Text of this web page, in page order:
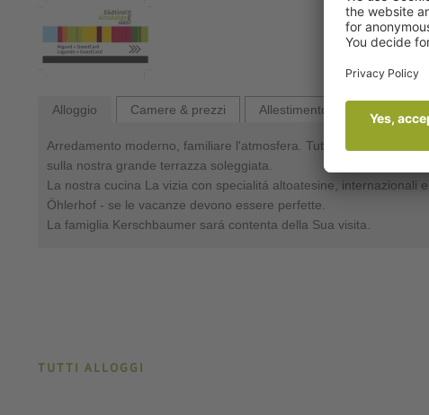
Alloggio Camere & prezzi Allestimento
Arredamento moderno, familiare l'atmosfera. Tutte le stanze con
sulla nostra grande terrazza soleggiata.
La nostra cucina La vizia con specialitá altoatesine, internazionali e
Öhlerhof - se le vacanze devono essere perfette.
La famiglia Kerschbaumer sará contenta della Sua visita.
TUTTI ALLOGGI